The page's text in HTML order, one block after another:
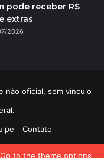
to the theme options
pode receber R$
extras
2026
não oficial, sem vínculo
Contato